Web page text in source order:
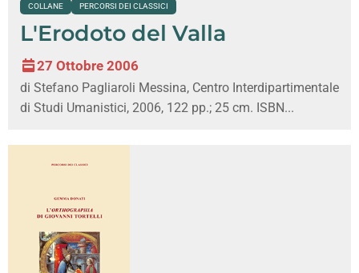
COLLANE PERCORSI DEI CLASSICI
L'Erodoto del Valla
27 Ottobre 2006
di Stefano Pagliaroli Messina, Centro Interdipartimentale
di Studi Umanistici, 2006, 122 pp.; 25 cm. ISBN...